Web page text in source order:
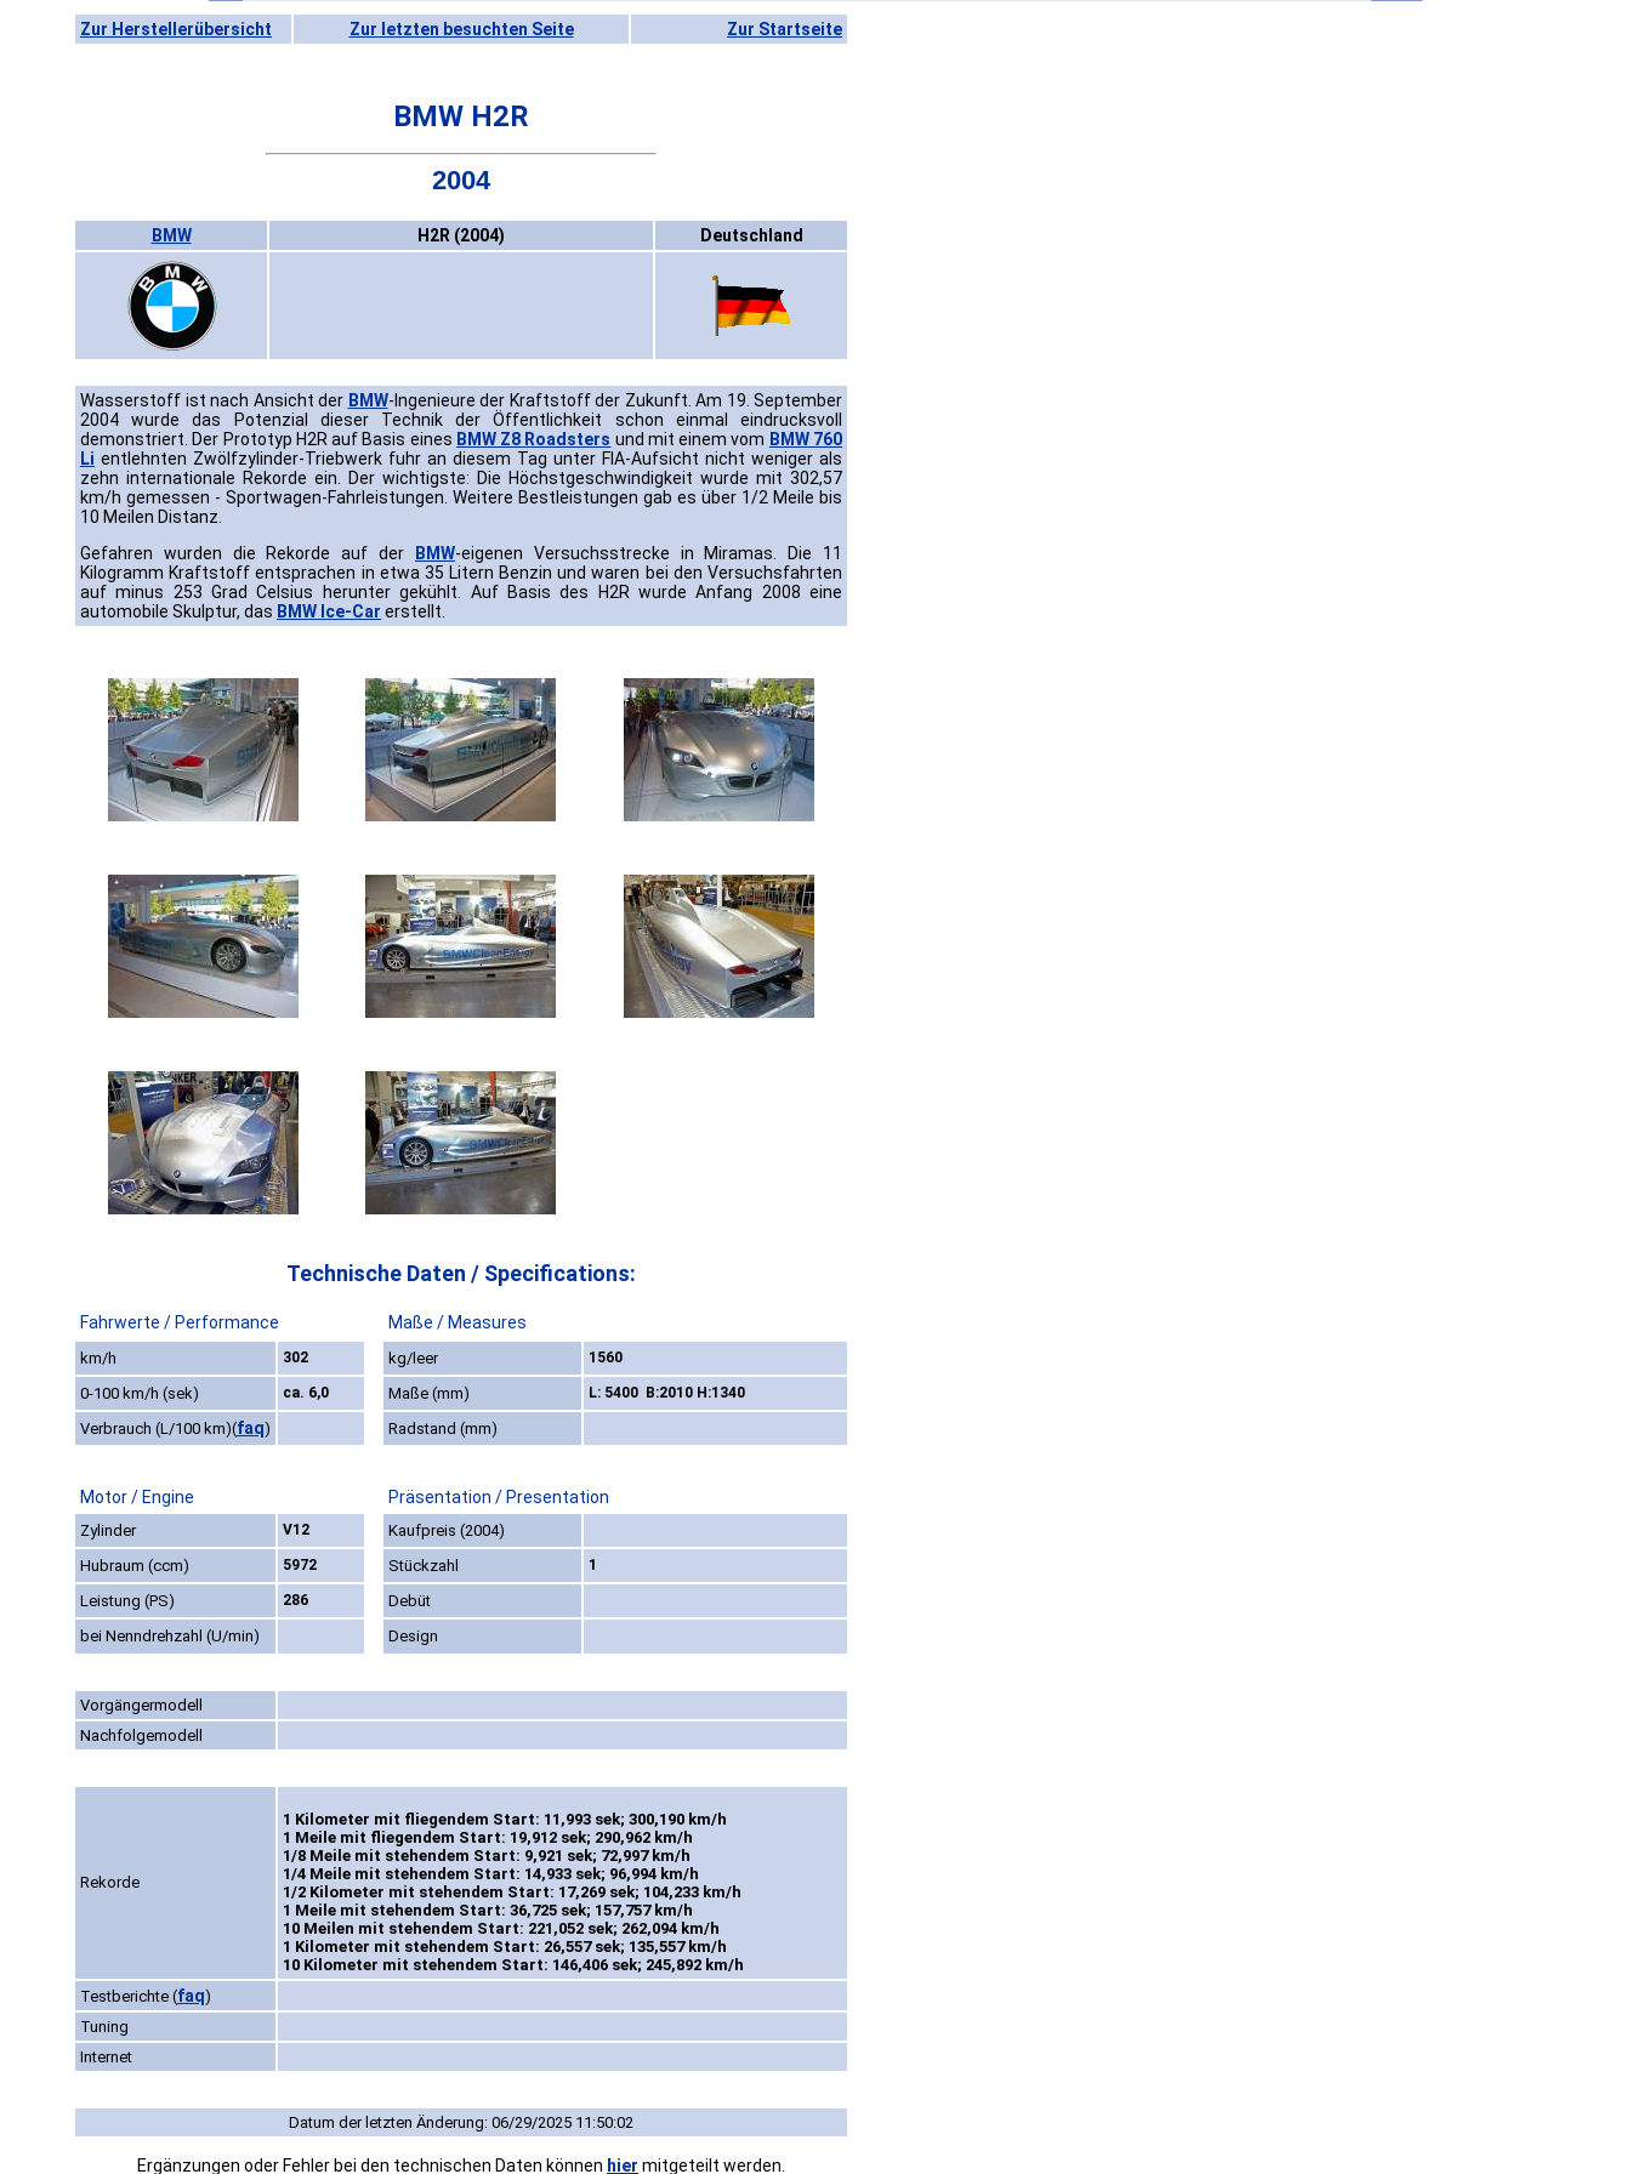
Zur Herstellerübersicht Zur letzten besuchten Seite Zur Startseite
BMW H2R
2004
BMW H2R (2004) Deutschland
Wasserstoff ist nach Ansicht der BMW-Ingenieure der Kraftstoff der Zukunft. Am 19. September
2004 wurde das Potenzial dieser Technik der Öffentlichkeit schon einmal eindrucksvoll
demonstriert. Der Prototyp H2R auf Basis eines BMW Z8 Roadsters und mit einem vom BMW 760
Li entlehnten Zwölfzylinder-Triebwerk fuhr an diesem Tag unter FIA-Aufsicht nicht weniger als
zehn internationale Rekorde ein. Der wichtigste: Die Höchstgeschwindigkeit wurde mit 302,57
km/h gemessen - Sportwagen-Fahrleistungen. Weitere Bestleistungen gab es über 1/2 Meile bis
10 Meilen Distanz.
Gefahren wurden die Rekorde auf der
BMW-eigenen Versuchsstrecke in Miramas. Die 11
Kilogramm Kraftstoff entsprachen in etwa 35 Litern Benzin und waren bei den Versuchsfahrten
auf minus 253 Grad Celsius herunter gekühlt. Auf Basis des H2R wurde Anfang 2008 eine
automobile Skulptur, das BMW Ice-Car erstellt.
Technische Daten / Specifications:
Fahrwerte / Performance Maße / Measures
km/h 302 kg/leer 1560
0-100 km/h (sek) ca. 6,0 Maße (mm) L: 5400 B:2010 H:1340
Verbrauch (L/100 km)(faq) Radstand (mm)
Motor / Engine Präsentation / Presentation
Zylinder V12
Kaufpreis (2004)
Hubraum (ccm)
5972 Stückzahl 1
Leistung (PS) 286
Debüt
bei Nenndrehzahl (U/min)
Design
Vorgängermodell
Nachfolgemodell
Rekorde
1 Kilometer mit fliegendem Start: 11,993 sek; 300,190 km/h
1 Meile mit fliegendem Start: 19,912 sek; 290,962 km/h
1/8 Meile mit stehendem Start: 9,921 sek; 72,997 km/h
1/4 Meile mit stehendem Start: 14,933 sek; 96,994 km/h
1/2 Kilometer mit stehendem Start: 17,269 sek; 104,233 km/h
1 Meile mit stehendem Start: 36,725 sek; 157,757 km/h
10 Meilen mit stehendem Start: 221,052 sek; 262,094 km/h
1 Kilometer mit stehendem Start: 26,557 sek; 135,557 km/h
10 Kilometer mit stehendem Start: 146,406 sek; 245,892 km/h
Testberichte (faq)
Tuning
Internet
Datum der letzten Änderung: 06/29/2025 11:50:02
Ergänzungen oder Fehler bei den technischen Daten können hier mitgeteilt werden.